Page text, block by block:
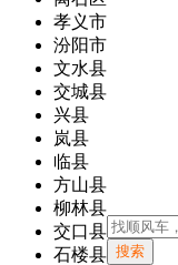
孝义市
汾阳市
文水县
交城县
兴县
岚县
临县
方山县
柳林县
交口县
石楼县 搜索